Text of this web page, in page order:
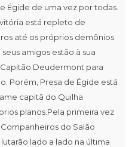
Égide de uma vez por todas.
está repleto de
até os próprios demônios
amigos estão à sua
Deudermont para
Porém, Presa de Égide está
capitã do Quilha
planos.Pela primeira vez
do Salão
lado a lado na última